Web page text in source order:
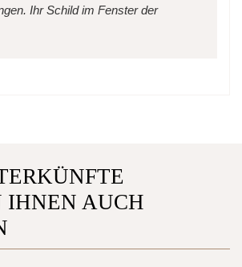
Ihr Schild im Fenster der
IHNEN AUCH